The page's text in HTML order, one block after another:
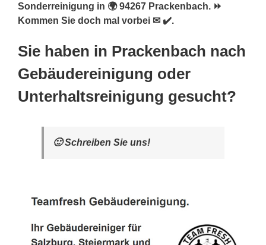
Sonderreinigung in 🌍 94267 Prackenbach. ⏩
Kommen Sie doch mal vorbei ✉ ✔️.
Sie haben in Prackenbach nach
Gebäudereinigung oder
Unterhaltsreinigung gesucht?
🙂 Schreiben Sie uns!